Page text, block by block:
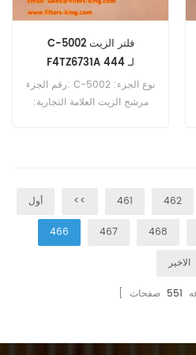
C-5002 فلتر الزيت
F4TZ6731A لـ 444
رقم الجزء: C-5002 نوع الجزء:
مرشح الزيت العلامة التجارية:
أول << 461 462
466 467 468
الاخير
551